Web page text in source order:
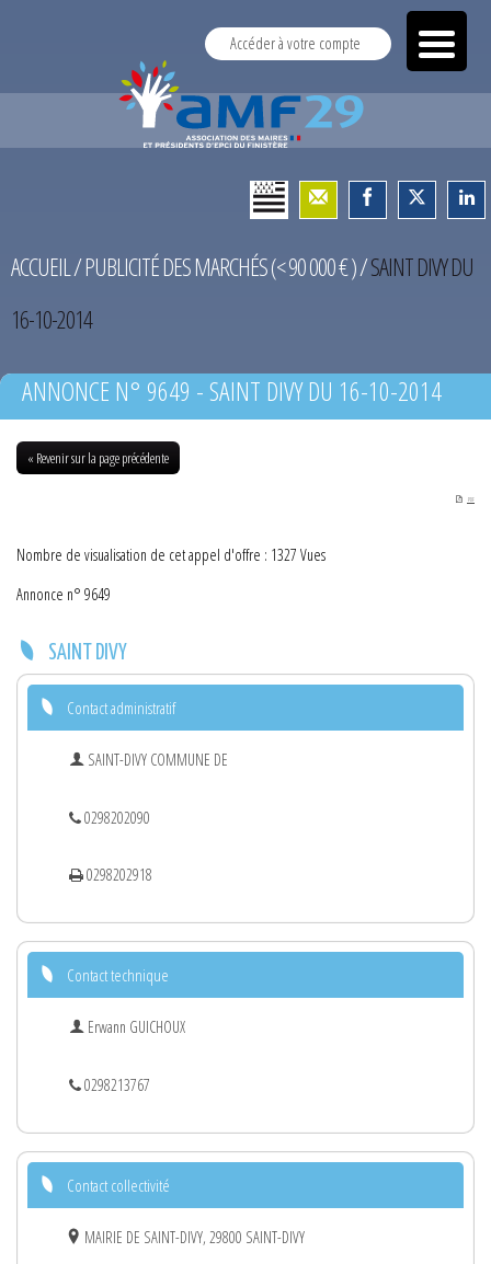
Accéder à votre compte
ACCUEIL/PUBLICITÉ DES MARCHÉS (< 90 000 € )/SAINT DIVY DU
16-10-2014
ANNONCE N° 9649 - SAINT DIVY DU 16-10-2014
« Revenir sur la page précédente
PDF
Nombre de visualisation de cet appel d'offre : 1327 Vues
Annonce n° 9649
SAINT DIVY
Contact administratif
SAINT-DIVY COMMUNE DE
0298202090
0298202918
Contact technique
Erwann GUICHOUX
0298213767
Contact collectivité
MAIRIE DE SAINT-DIVY, 29800 SAINT-DIVY